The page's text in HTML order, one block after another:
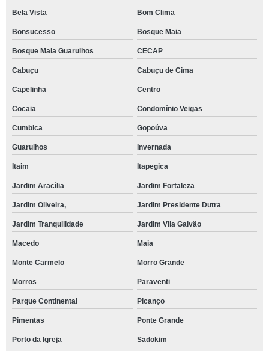
Bela Vista Bom Clima
Bonsucesso Bosque Maia
Bosque Maia Guarulhos CECAP
Cabuçu Cabuçu de Cima
Capelinha Centro
Cocaia Condomínio Veigas
Cumbica Gopoúva
Guarulhos Invernada
Itaim Itapegica
Jardim Aracília Jardim Fortaleza
Jardim Oliveira, Jardim Presidente Dutra
Jardim Tranquilidade Jardim Vila Galvão
Macedo Maia
Monte Carmelo Morro Grande
Morros Paraventi
Parque Continental Picanço
Pimentas Ponte Grande
Porto da Igreja Sadokim